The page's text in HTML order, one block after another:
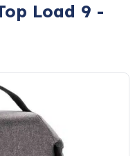
Load 9 -